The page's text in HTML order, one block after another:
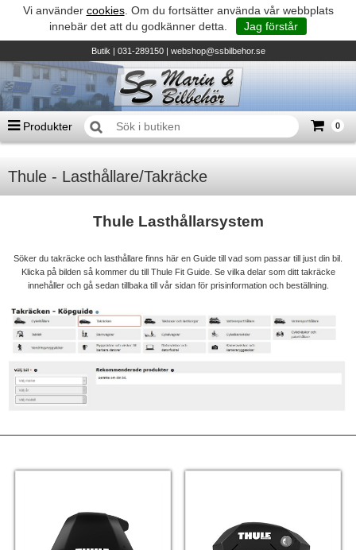
Vi använder cookies. Om du fortsätter använda vår webbplats
innebär det att du godkänner detta.
Jag förstår
Butik| 031-289150 | webshop@ssbilbehor.se
Produkter 0
Summa 0 kr
Suzumar - Gummibåtar
HonWave - Gummibåtar
Honda - Elverk & Pumpar
Tohatsu - Utombordare
Minn Kota - elmotorer
TK Trailer
Yamaha Servicedelar
Mercury Servicedelar
Thule - Lasthållare/Takräcke
Thule Lasthållarsystem
Söker du takräcke och lasthållare finns här en Guide till vad som passar till just din bil.
Klicka på bilden så kommer du till Thule Fit Guide. Se vilka delar som ditt takräcke
innehåller och gå sedan tillbaka till vår sidan för prisinformation och beställning.